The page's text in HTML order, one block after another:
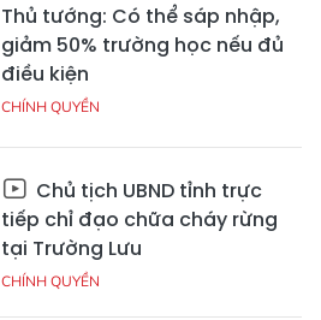
Thủ tướng: Có thể sáp nhập,
giảm 50% trường học nếu đủ
điều kiện
CHÍNH QUYỀN
Chủ tịch UBND tỉnh trực
tiếp chỉ đạo chữa cháy rừng
tại Trường Lưu
CHÍNH QUYỀN